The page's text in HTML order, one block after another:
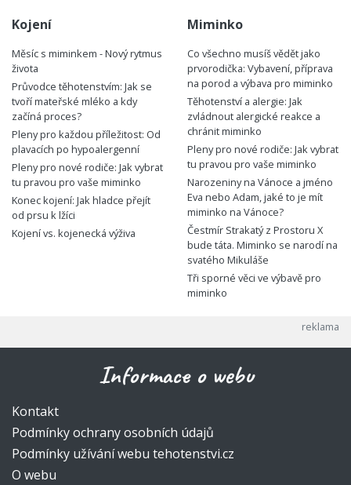
Kojení
Měsíc s miminkem - Nový rytmus
života
Průvodce těhotenstvím: Jak se
tvoří mateřské mléko a kdy
začíná proces?
Pleny pro každou příležitost: Od
plavacích po hypoalergenní
Pleny pro nové rodiče: Jak vybrat
tu pravou pro vaše miminko
Konec kojení: Jak hladce přejít
od prsu k lžíci
Kojení vs. kojenecká výživa
Miminko
Co všechno musíš vědět jako
prvorodička: Vybavení, příprava
na porod a výbava pro miminko
Těhotenství a alergie: Jak
zvládnout alergické reakce a
chránit miminko
Pleny pro nové rodiče: Jak vybrat
tu pravou pro vaše miminko
Narozeniny na Vánoce a jméno
Eva nebo Adam, jaké to je mít
miminko na Vánoce?
Čestmír Strakatý z Prostoru X
bude táta. Miminko se narodí na
svatého Mikuláše
Tři sporné věci ve výbavě pro
miminko
Informace o webu
Kontakt
Podmínky ochrany osobních údajů
Podmínky užívání webu tehotenstvi.cz
O webu